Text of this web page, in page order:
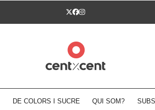
Twitter
Facebook
Instagram
DE COLORS I SUCRE QUI SOM?